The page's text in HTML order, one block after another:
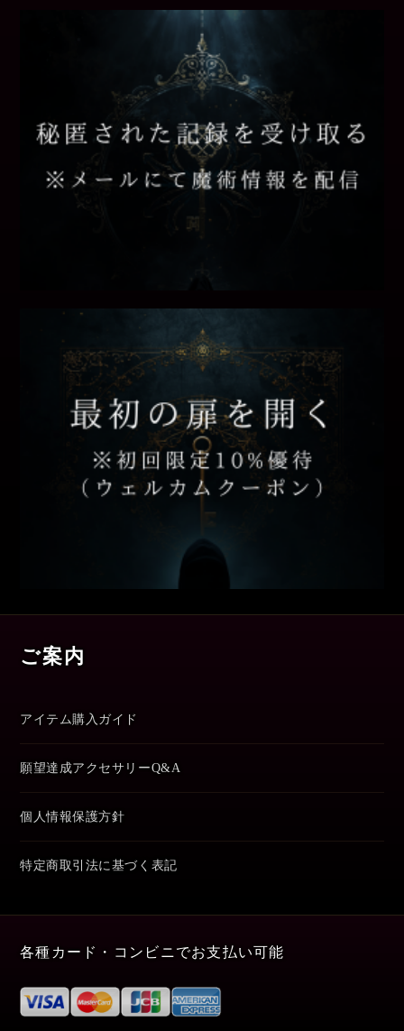
ご案内
アイテム購入ガイド
願望達成アクセサリーQ&A
個人情報保護方針
特定商取引法に基づく表記
各種カード・コンビニでお支払い可能